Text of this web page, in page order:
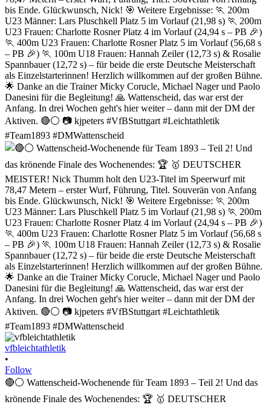
vfbleichtathletik
•
Follow
🔴⚪ Wattenscheid-Wochenende für Team 1893 – Teil 2! Und das
krönende Finale des Wochenendes: 🏆 🥇 DEUTSCHER